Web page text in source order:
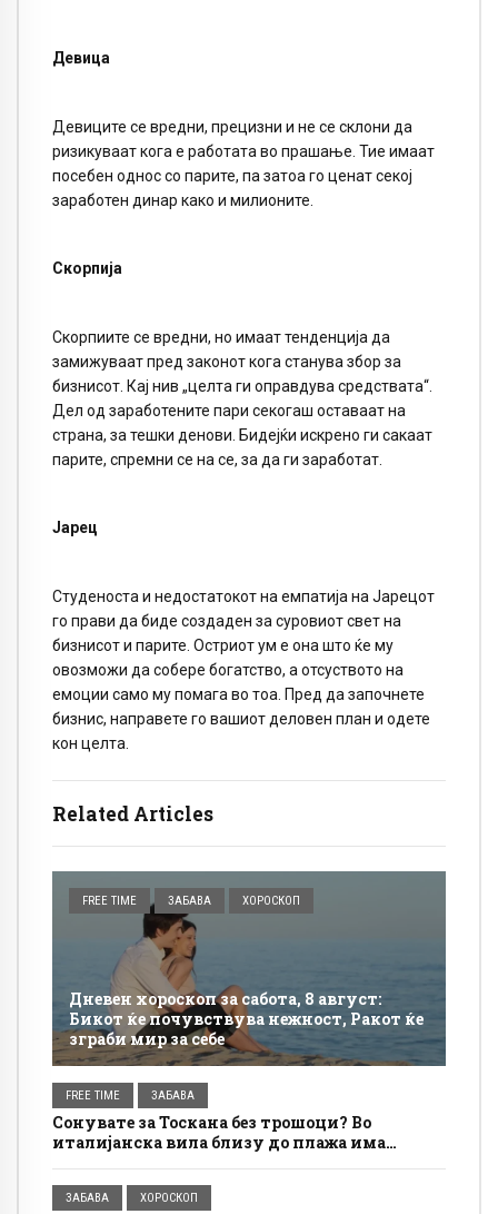
Related Articles
FREE TIME ЗАБАВА ХОРОСКОП
Дневен хороскоп за сабота, 8 август:
Бикот ќе почувствува нежност, Ракот ќе
зграби мир за себе
FREE TIME ЗАБАВА
Сонувате за Тоскана без трошоци? Во
италијанска вила близу до плажа има
едноставни
ЗАБАВА ХОРОСКОП
Девица
Девиците се вредни, прецизни и не се склони да
ризикуваат кога е работата во прашање. Тие имаат
посебен однос со парите, па затоа го ценат секој
заработен динар како и милионите.
Скорпија
Скорпиите се вредни, но имаат тенденција да
замижуваат пред законот кога станува збор за
бизнисот. Кај нив „целта ги оправдува средствата“.
Дел од заработените пари секогаш оставаат на
страна, за тешки денови. Бидејќи искрено ги сакаат
парите, спремни се на се, за да ги заработат.
Јарец
Студеноста и недостатокот на емпатија на Јарецот
го прави да биде создаден за суровиот свет на
бизнисот и парите. Остриот ум е она што ќе му
овозможи да собере богатство, а отсуството на
емоции само му помага во тоа. Пред да започнете
бизнис, направете го вашиот деловен план и одете
кон целта.